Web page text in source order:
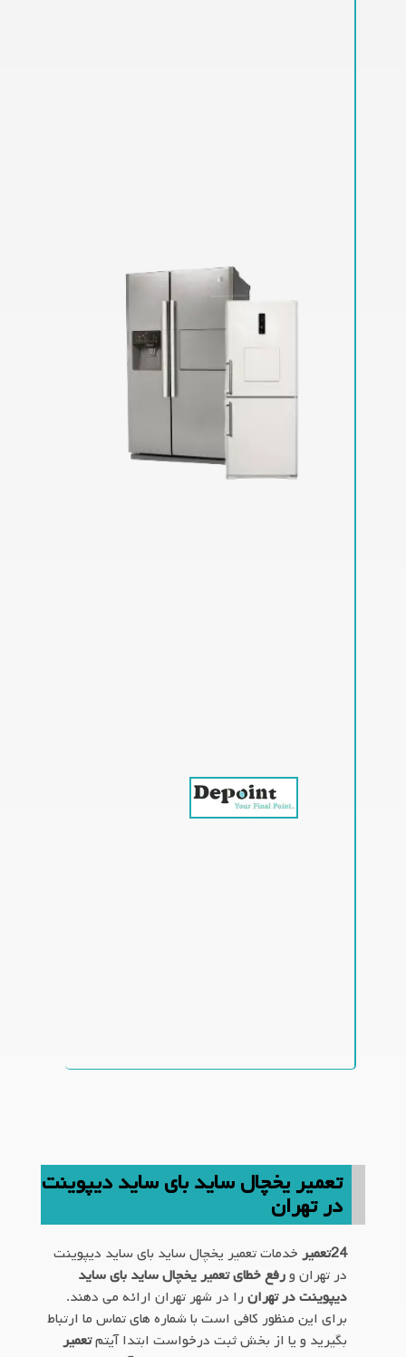
تعمیر یخچال ساید بای ساید دیپوینت
در تهران
24تعمیر
خدمات تعمیر یخچال ساید بای ساید دیپوینت
در تهران ورفع خطای تعمیر یخچال ساید بای ساید
دیپوینت در تهران را در شهر تهران ارائه می دهند.
برای این منظور کافی است با شماره های تماس ما ارتباط
بگیرید و یا از بخش ثبت درخواست ابتدا آیتمتعمیر